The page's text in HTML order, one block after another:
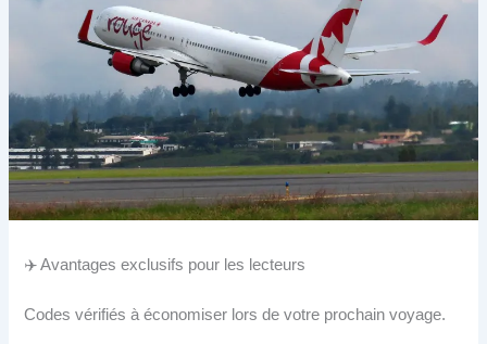
✈️ Avantages exclusifs pour les lecteurs
Codes vérifiés à économiser lors de votre prochain voyage.